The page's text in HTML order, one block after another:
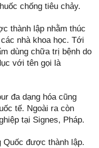
chống tiêu chảy.
thành lập nhằm thúc
nhà khoa học. Tới
dùng chữa trị bệnh do
với tên gọi là
đa dạng hóa cũng
tế. Ngoài ra còn
tại Signes, Pháp.
Quốc được thành lập.